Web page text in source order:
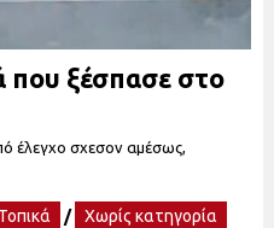
που ξέσπασε στο
έλεγχο σχεσον αμέσως,
Τοπικά / Χωρίς κατηγορία